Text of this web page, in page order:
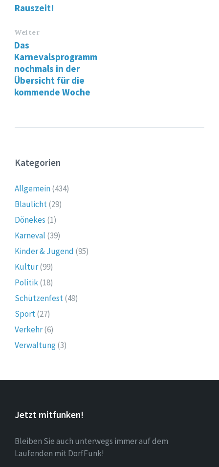
Rauszeit!
Weiter
Das
Karnevalsprogramm
nochmals in der
Übersicht für die
kommende Woche
Kategorien
Allgemein(434)
Blaulicht(29)
Dönekes (1)
Karneval (39)
Kinder & Jugend (95)
Kultur(99)
Politik(18)
Schützenfest(49)
Sport(27)
Verkehr(6)
Verwaltung(3)
Jetzt mitfunken!
Bleiben Sie auch unterwegs immer auf dem
Laufenden mit DorfFunk!